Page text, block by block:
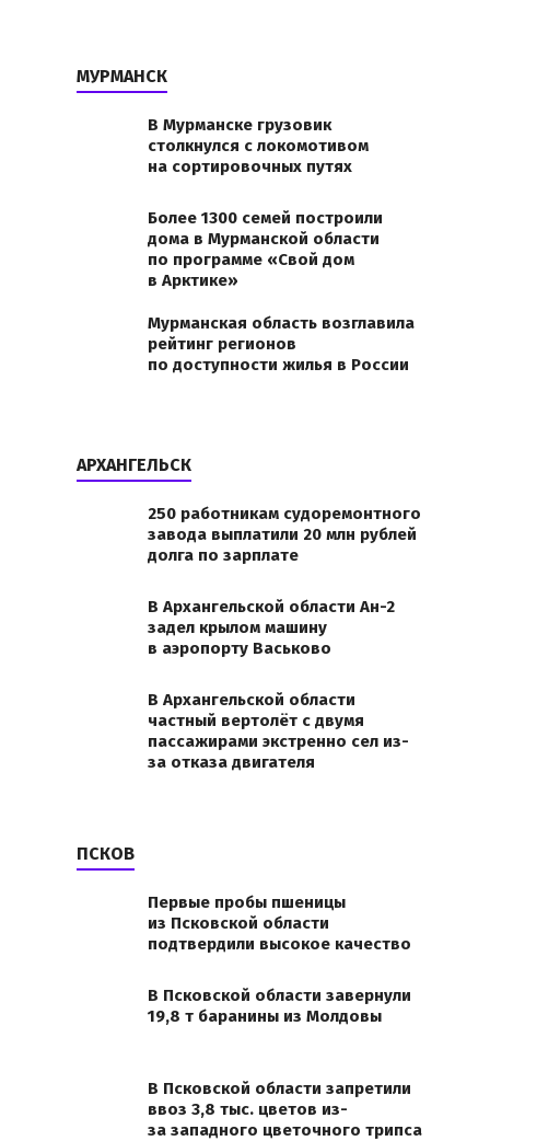
МУРМАНСК
В Мурманске грузовик
столкнулся с локомотивом
на сортировочных путях
Более 1300 семей построили
дома в Мурманской области
по программе «Свой дом
в Арктике»
Мурманская область возглавила
рейтинг регионов
по доступности жилья в России
АРХАНГЕЛЬСК
250 работникам судоремонтного
завода выплатили 20 млн рублей
долга по зарплате
В Архангельской области Ан-2
задел крылом машину
в аэропорту Васьково
В Архангельской области
частный вертолёт с двумя
пассажирами экстренно сел из-
за отказа двигателя
ПСКОВ
Первые пробы пшеницы
из Псковской области
подтвердили высокое качество
В Псковской области завернули
19,8 т баранины из Молдовы
В Псковской области запретили
ввоз 3,8 тыс. цветов из-
за западного цветочного трипса